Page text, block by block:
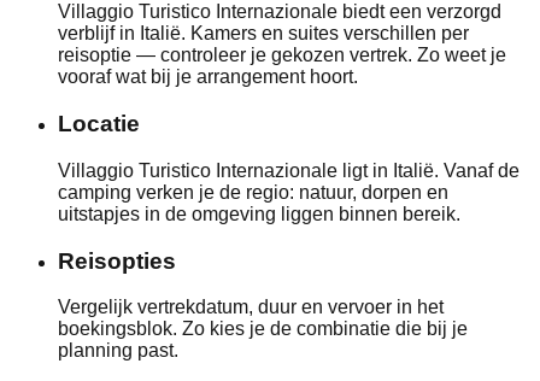
Villaggio Turistico Internazionale biedt een verzorgd
verblijf in Italië. Kamers en suites verschillen per
reisoptie — controleer je gekozen vertrek. Zo weet je
vooraf wat bij je arrangement hoort.
Locatie
Villaggio Turistico Internazionale ligt in Italië. Vanaf de
camping verken je de regio: natuur, dorpen en
uitstapjes in de omgeving liggen binnen bereik.
Reisopties
Vergelijk vertrekdatum, duur en vervoer in het
boekingsblok. Zo kies je de combinatie die bij je
planning past.